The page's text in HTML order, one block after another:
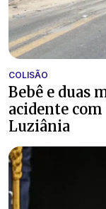
COLISÃO
Bebê e duas
acidente com
Luziânia